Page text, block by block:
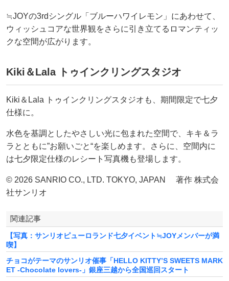
≒JOYの3rdシングル「ブルーハワイレモン」にあわせて、
ウィッシュコアな世界観をさらに引き立てるロマンティッ
クな空間が広がります。
Kiki＆Lala トゥインクリングスタジオ
Kiki＆Lala トゥインクリングスタジオも、期間限定で七夕
仕様に。
水色を基調としたやさしい光に包まれた空間で、キキ＆ラ
ラとともに”お願いごと“を楽しめます。さらに、空間内に
は七夕限定仕様のレシート写真機も登場します。
© 2026 SANRIO CO., LTD. TOKYO, JAPAN 著作 株式会
社サンリオ
関連記事
【写真：サンリオピューロランド七夕イベント≒JOYメンバーが満
喫】
チョコがテーマのサンリオ催事「HELLO KITTY’S SWEETS MARK
ET -Chocolate lovers-」銀座三越から全国巡回スタート